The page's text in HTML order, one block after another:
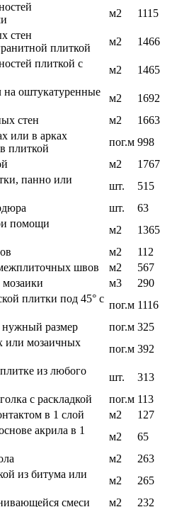
м2
1115
стен
плиткой
м2
1466
плиткой с
м2
1465
на оштукатуренные
м2
1692
стен
м2
1663
или в арках
плиткой
пог.м 998
м2
1767
панно или
шт.
515
шт.
63
помощи
м2
1365
м2
112
швов
м2
567
м3
290
плитки под 45° с
пог.м 1116
размер
пог.м 325
или мозаичных
пог.м 392
из любого
шт.
313
с раскладкой
пог.м 113
в 1 слой
м2
127
акрила в 1
м2
65
м2
263
из битума или
м2
265
смеси
м2 232